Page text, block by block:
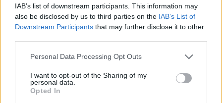
IAB’s list of downstream participants. This information may
also be disclosed by us to third parties on the IAB’s List of
Downstream Participants that may further disclose it to other
Personal Data Processing Opt Outs
I want to opt-out of the Sharing of my
personal data.
Opted In
dollárt tett ki, ami pozitív meglepetést okozott, a piacok
ugyanis 0.46 dollárra számítottak.A bevételek szintjén
szintén felül tudta teljesíteni a vállalat...
KEDVES OLVASÓNK!
A keresett cikk a portfolio.hu hírarchívumához
tartozik, melynek olvasása előfizetéses